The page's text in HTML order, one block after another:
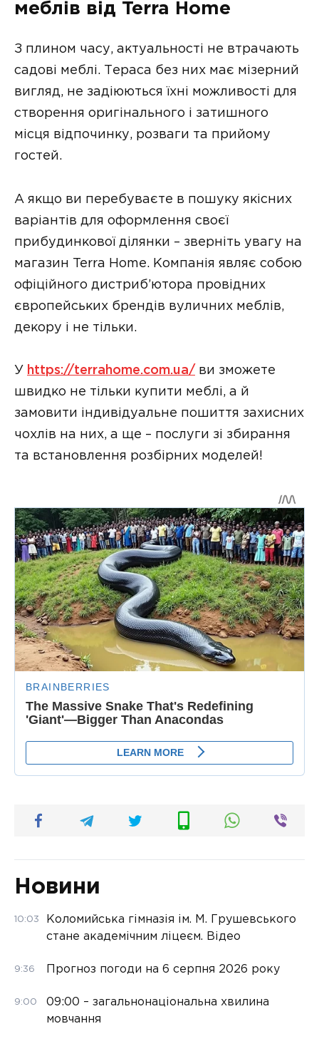
меблів від Terra Home
З плином часу, актуальності не втрачають
садові меблі. Тераса без них має мізерний
вигляд, не задіюються їхні можливості для
створення оригінального і затишного
місця відпочинку, розваги та прийому
гостей.
А якщо ви перебуваєте в пошуку якісних
варіантів для оформлення своєї
прибудинкової ділянки – зверніть увагу на
магазин Terra Home. Компанія являє собою
офіційного дистриб’ютора провідних
європейських брендів вуличних меблів,
декору і не тільки.
У https://terrahome.com.ua/ ви зможете
швидко не тільки купити меблі, а й
замовити індивідуальне пошиття захисних
чохлів на них, а ще – послуги зі збирання
та встановлення розбірних моделей!
Новини
10:03
Коломийська гімназія ім. М. Грушевського
стане академічним ліцеєм. Відео
9:36 Прогноз погоди на 6 серпня 2026 року
9:00
09:00 – загальнонаціональна хвилина
мовчання